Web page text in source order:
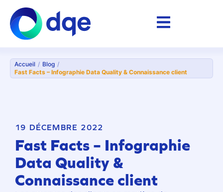
Accueil / Blog /
Fast Facts – Infographie Data Quality & Connaissance client
19 DÉCEMBRE 2022
Fast Facts – Infographie
Data Quality &
Connaissance client